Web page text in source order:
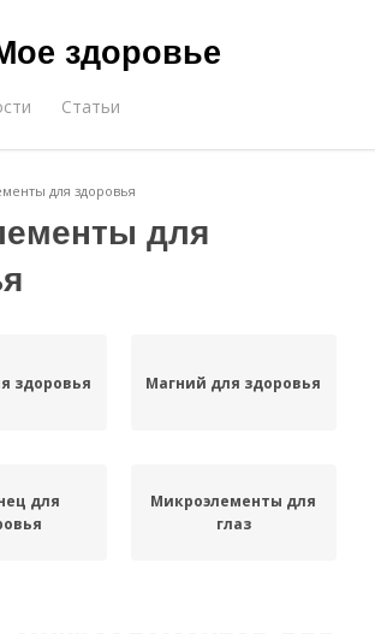
здоровье
Статьи
для здоровья
для
здоровья Магний для здоровья
для
Микроэлементы для
глаз